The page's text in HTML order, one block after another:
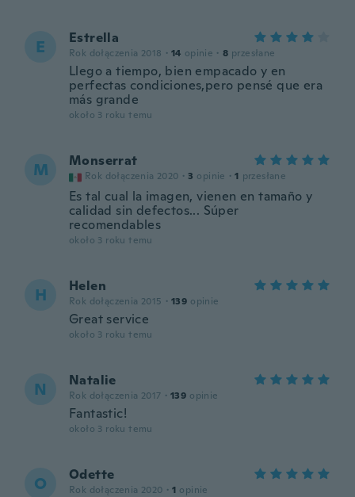
E Estrella
Rok dołączenia 2018 · 14 opinie · 8 przesłane
Llego a tiempo, bien empacado y en
perfectas condiciones,pero pensé que era
más grande
około 3 roku temu
M Monserrat
Rok dołączenia 2020 · 3 opinie · 1 przesłane
Es tal cual la imagen, vienen en tamaño y
calidad sin defectos... Súper
recomendables
około 3 roku temu
H Helen
Rok dołączenia 2015 · 139 opinie
Great service
około 3 roku temu
N Natalie
Rok dołączenia 2017 · 139 opinie
Fantastic!
około 3 roku temu
O Odette
Rok dołączenia 2020 · 1 opinie